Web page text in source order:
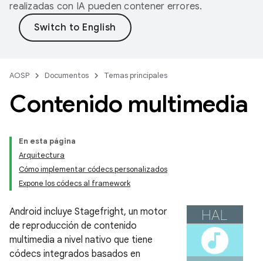
realizadas con IA pueden contener errores.
AOSP Documentos Temas principales
Contenido multimedia
En esta página
Arquitectura
Cómo implementar códecs personalizados
Expone los códecs al framework
Android incluye Stagefright, un motor
de reproducción de contenido
multimedia a nivel nativo que tiene
códecs integrados basados en